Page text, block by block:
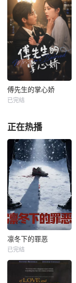
傅先生的掌心娇
已完结
正在热播
凛冬下的罪恶
已完结